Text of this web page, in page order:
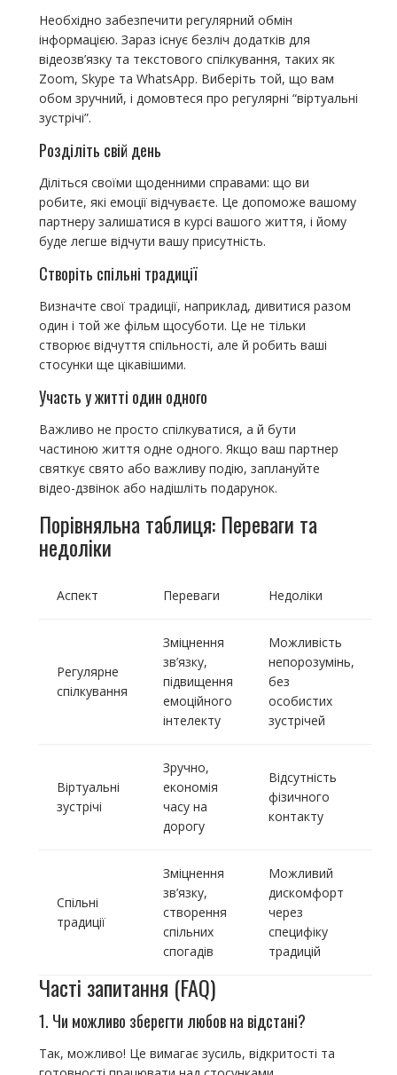
Необхідно забезпечити регулярний обмін
інформацією. Зараз існує безліч додатків для
відеозв’язку та текстового спілкування, таких як
Zoom, Skype та WhatsApp. Виберіть той, що вам
обом зручний, і домовтеся про регулярні “віртуальні
зустрічі”.
Розділіть свій день
Діліться своїми щоденними справами: що ви
робите, які емоції відчуваєте. Це допоможе вашому
партнеру залишатися в курсі вашого життя, і йому
буде легше відчути вашу присутність.
Створіть спільні традиції
Визначте свої традиції, наприклад, дивитися разом
один і той же фільм щосуботи. Це не тільки
створює відчуття спільності, але й робить ваші
стосунки ще цікавішими.
Участь у житті один одного
Важливо не просто спілкуватися, а й бути
частиною життя одне одного. Якщо ваш партнер
святкує свято або важливу подію, заплануйте
відео-дзвінок або надішліть подарунок.
Порівняльна таблиця: Переваги та
недоліки
Аспект Переваги Недоліки
Регулярне
спілкування
Зміцнення
зв’язку,
підвищення
емоційного
інтелекту
Можливість
непорозумінь,
без
особистих
зустрічей
Віртуальні
зустрічі
Зручно,
економія
часу на
дорогу
Відсутність
фізичного
контакту
Спільні
традиції
Зміцнення
зв’язку,
створення
спільних
спогадів
Можливий
дискомфорт
через
специфіку
традицій
Часті запитання (FAQ)
1. Чи можливо зберегти любов на відстані?
Так, можливо! Це вимагає зусиль, відкритості та